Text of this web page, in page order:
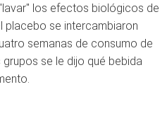
los efectos biológicos de
placebo se intercambiaron
semanas de consumo de
se le dijo qué bebida